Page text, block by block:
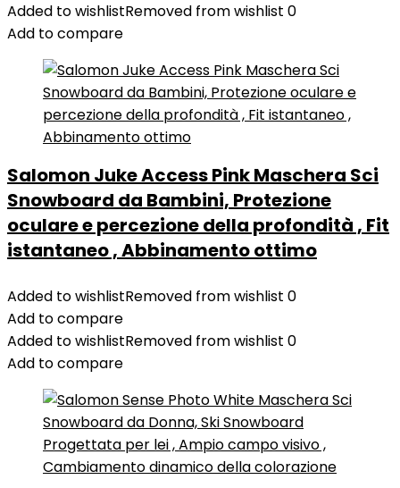
Added to wishlistRemoved from wishlist 0
Add to compare
Salomon Juke Access Pink Maschera Sci
Snowboard da Bambini, Protezione
oculare e percezione della profondità , Fit
istantaneo , Abbinamento ottimo
Added to wishlistRemoved from wishlist 0
Add to compare
Added to wishlistRemoved from wishlist 0
Add to compare